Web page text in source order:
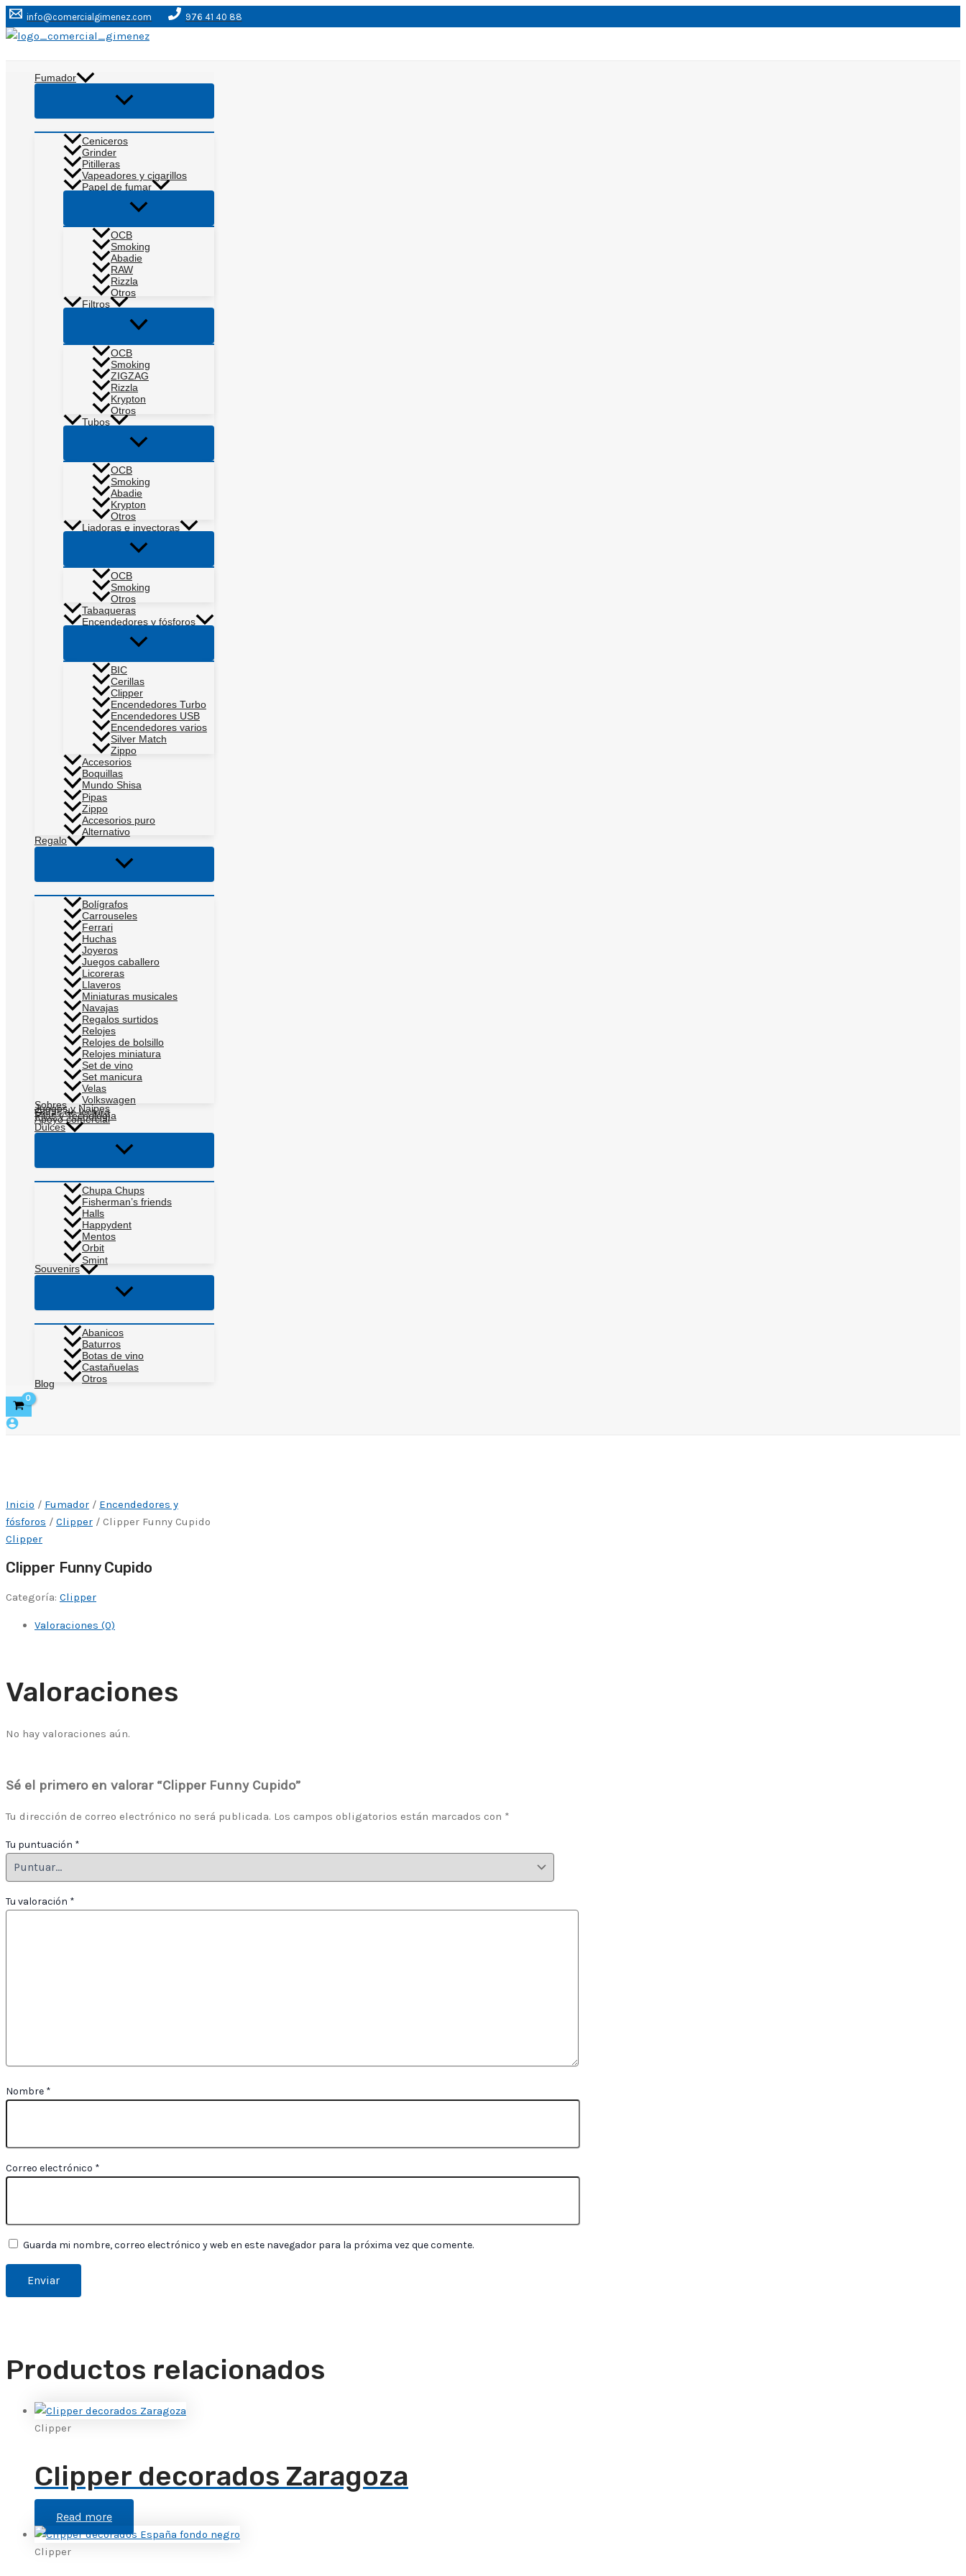
Ir
al
info@comercialgimenez.com 976 41 40 88
Fumador
Alternar
Ceniceros
Grinder
Pitilleras
Vapeadores y cigarillos
Papel de fumar
Alternar
OCB
Smoking
Abadie
RAW
Rizzla
Otros
Filtros
Alternar
OCB
Smoking
ZIGZAG
Rizzla
Krypton
Otros
Tubos
Alternar
OCB
Smoking
Abadie
Krypton
Otros
Liadoras e inyectoras
Alternar
OCB
Smoking
Otros
Tabaqueras
Encendedores y fósforos
Alternar
BIC
Cerillas
Clipper
Encendedores Turbo
Encendedores USB
Encendedores varios
Silver Match
Zippo
Accesorios
Boquillas
Mundo Shisa
Pipas
Zippo
Accesorios puro
Alternativo
Regalo
Alternar
Bolígrafos
Carrouseles
Ferrari
Huchas
Joyeros
Juegos caballero
Licoreras
Llaveros
Miniaturas musicales
Navajas
Regalos surtidos
Relojes
Relojes de bolsillo
Relojes miniatura
Set de vino
Set manicura
Velas
Volkswagen
Sobres
Juegos y Naipes
Gafas de lectura
Pilas y Tecnología
Apoyo comercial
Dulces
Alternar
Chupa Chups
Fisherman’s friends
Halls
Happydent
Mentos
Orbit
Smint
Souvenirs
Alternar
Abanicos
Baturros
Botas de vino
Castañuelas
Otros
Blog
Inicio / Fumador / Encendedores y
fósforos / Clipper / Clipper Funny Cupido
Clipper
Clipper Funny Cupido
Categoría: Clipper
Valoraciones (0)
Valoraciones
No hay valoraciones aún.
Sé el primero en valorar “Clipper Funny Cupido”
Tu dirección de correo electrónico no será publicada. Los campos obligatorios están marcados con *
Tu puntuación *
Tu valoración *
Nombre *
Correo electrónico *
Guarda mi nombre, correo electrónico y web en este navegador para la próxima vez que comente.
Productos relacionados
Clipper
Clipper decorados Zaragoza
Read more
Clipper